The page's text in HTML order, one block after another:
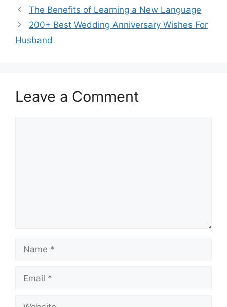
The Benefits of Learning a New Language
200+ Best Wedding Anniversary Wishes For
Husband
Leave a Comment
Name
Email
Website